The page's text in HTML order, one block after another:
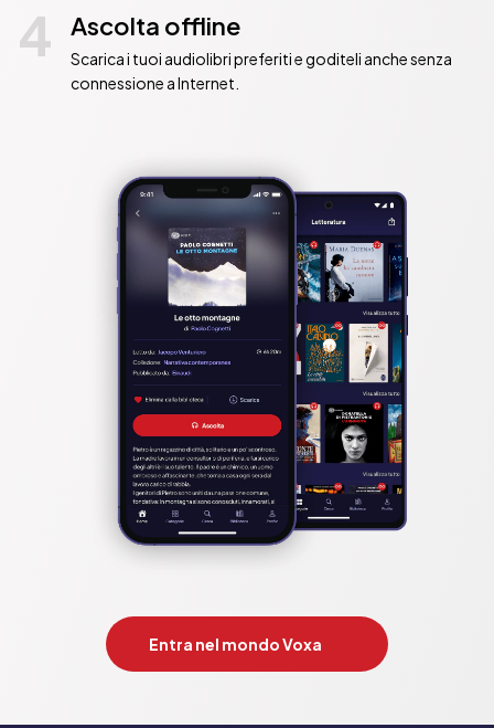
4 Ascolta offline
Scarica i tuoi audiolibri preferiti e goditeli anche senza
connessione a Internet.
Entra nel mondo Voxa